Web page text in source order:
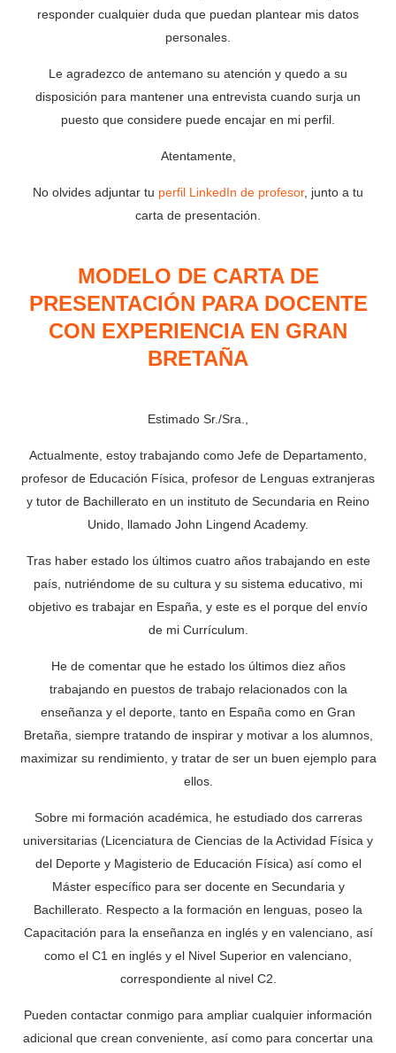
responder cualquier duda que puedan plantear mis datos
personales.
Le agradezco de antemano su atención y quedo a su
disposición para mantener una entrevista cuando surja un
puesto que considere puede encajar en mi perfil.
Atentamente,
No olvides adjuntar tu perfil LinkedIn de profesor, junto a tu
carta de presentación.
MODELO DE CARTA DE
PRESENTACIÓN PARA DOCENTE
CON EXPERIENCIA EN GRAN
BRETAÑA
Estimado Sr./Sra.,
Actualmente, estoy trabajando como Jefe de Departamento,
profesor de Educación Física, profesor de Lenguas extranjeras
y tutor de Bachillerato en un instituto de Secundaria en Reino
Unido, llamado John Lingend Academy.
Tras haber estado los últimos cuatro años trabajando en este
país, nutriéndome de su cultura y su sistema educativo, mi
objetivo es trabajar en España, y este es el porque del envío
de mi Currículum.
He de comentar que he estado los últimos diez años
trabajando en puestos de trabajo relacionados con la
enseñanza y el deporte, tanto en España como en Gran
Bretaña, siempre tratando de inspirar y motivar a los alumnos,
maximizar su rendimiento, y tratar de ser un buen ejemplo para
ellos.
Sobre mi formación académica, he estudiado dos carreras
universitarias (Licenciatura de Ciencias de la Actividad Física y
del Deporte y Magisterio de Educación Física) así como el
Máster específico para ser docente en Secundaria y
Bachillerato. Respecto a la formación en lenguas, poseo la
Capacitación para la enseñanza en inglés y en valenciano, así
como el C1 en inglés y el Nivel Superior en valenciano,
correspondiente al nivel C2.
Pueden contactar conmigo para ampliar cualquier información
adicional que crean conveniente, así como para concertar una